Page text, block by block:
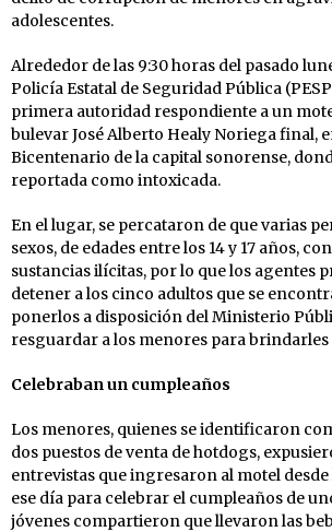
adolescentes.
Alrededor de las 9:30 horas del pasado
Policía Estatal de Seguridad Pública
primera autoridad respondiente a un
bulevar José Alberto Healy Noriega final,
Bicentenario de la capital sonorense,
reportada como intoxicada.
En el lugar, se percataron de que varias
sexos, de edades entre los 14 y 17 años,
sustancias ilícitas, por lo que los agentes
detener a los cinco adultos que se
ponerlos a disposición del Ministerio
resguardar a los menores para
Celebraban un cumpleaños
Los menores, quienes se identificaron
dos puestos de venta de hotdogs,
entrevistas que ingresaron al motel
ese día para celebrar el cumpleaños de
jóvenes compartieron que llevaron las